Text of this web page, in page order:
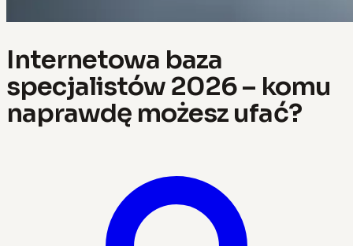
Internetowa baza
specjalistów 2026 – komu
naprawdę możesz ufać?